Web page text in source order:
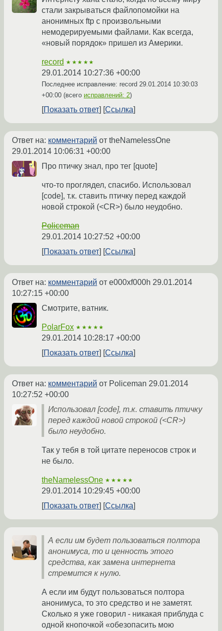
стали закрываться файлопомойки на
анонимных ftp с произвольными
немодерируемыми файлами. Как всегда,
«новый порядок» пришел из Америки.
record ★★★★★
29.01.2014 10:27:36 +00:00
Последнее исправление: record 29.01.2014 10:30:03
+00:00 (всего исправлений: 2)
Показать ответ Ссылка
Ответ на: комментарий от theNamelessOne
29.01.2014 10:06:31 +00:00
Про птичку знал, про тег [quote]
что-то проглядел, спасибо. Использовал
[code], т.к. ставить птичку перед каждой
новой строкой (<CR>) было неудобно.
Policeman
29.01.2014 10:27:52 +00:00
Показать ответ
Ссылка
Ответ на: комментарий от e000xf000h 29.01.2014
10:27:15 +00:00
Смотрите, ватник.
PolarFox ★★★★★
29.01.2014 10:28:17 +00:00
Показать ответ
Ссылка
Ответ на: комментарий от Policeman 29.01.2014
10:27:52 +00:00
Использовал [code], т.к. ставить птичку
перед каждой новой строкой (<CR>)
было неудобно.
Так у тебя в той цитате переносов строк и
не было.
theNamelessOne ★★★★★
29.01.2014 10:29:45 +00:00
Показать ответ
Ссылка
А если им будет пользоваться полтора
анонимуса, то и ценность этого
средства, как замена интернета
стремится к нулю.
А если им будут пользоваться полтора
анонимуса, то это средство и не заметят.
Сколько я уже говорил - никакая приблуда с
одной кнопочкой «обезопасить мою